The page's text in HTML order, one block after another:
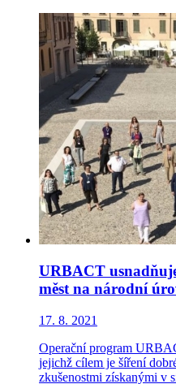
URBACT
měst na národní
17. 8. 2021
Operační program
jejichž cílem je šíření
zkušenostmi získanými v